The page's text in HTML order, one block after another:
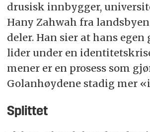
drusisk innbygger,
Hany Zahwah fra
deler. Han sier at hans egen
lider under en
mener er en prosess som
Golanhøydene stadig mer
Splittet